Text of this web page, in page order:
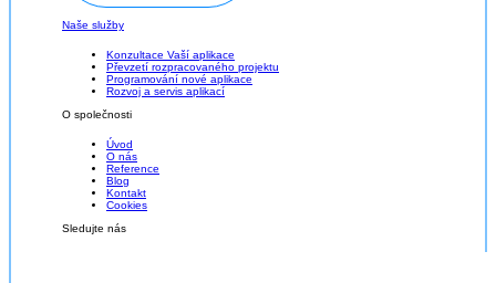
Naše služby
Konzultace Vaší aplikace
Převzetí rozpracovaného projektu
Programování nové aplikace
Rozvoj a servis aplikací
O společnosti
Úvod
O nás
Reference
Blog
Kontakt
Cookies
Sledujte nás